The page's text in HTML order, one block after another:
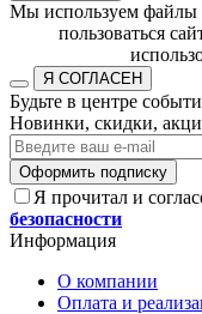
​​​​​​​Мы используем файлы
пользоваться
Я СОГЛАСЕН
Будьте в центре
Новинки, скидки,
Оформить подписку
Я прочитал и
безопасности
Информация
О компании
Оплата и